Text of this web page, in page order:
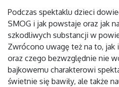
Podczas spektaklu dzieci
SMOG i jak powstaje oraz jak
szkodliwych substancji w
Zwrócono uwagę też na to, jak
oraz czego bezwzględnie nie
bajkowemu charakterowi
świetnie się bawiły, ale także